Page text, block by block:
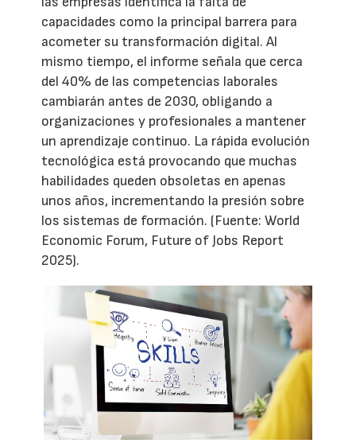
capacidades como la principal barrera para
acometer su transformación digital. Al
mismo tiempo, el informe señala que cerca
del 40% de las competencias laborales
cambiarán antes de 2030, obligando a
organizaciones y profesionales a mantener
un aprendizaje continuo. La rápida evolución
tecnológica está provocando que muchas
habilidades queden obsoletas en apenas
unos años, incrementando la presión sobre
los sistemas de formación. (Fuente: World
Economic Forum, Future of Jobs Report
2025).